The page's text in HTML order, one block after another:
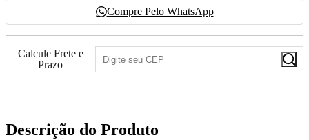
Compre Pelo WhatsApp
Calcule Frete e
Prazo
Descrição do Produto